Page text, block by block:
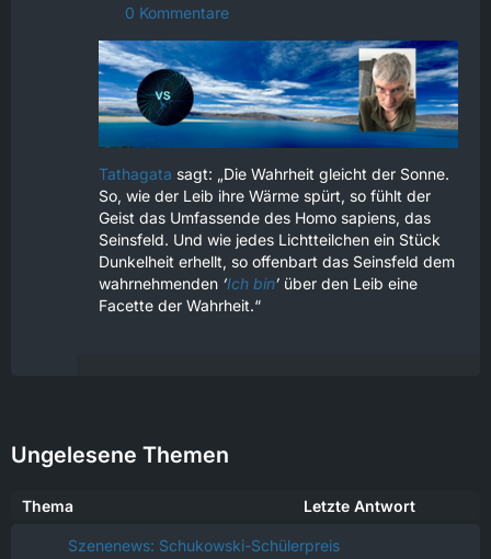
0 Kommentare
Tathagata sagt: „Die Wahrheit gleicht der Sonne.
So, wie der Leib ihre Wärme spürt, so fühlt der
Geist das Umfassende des Homo sapiens, das
Seinsfeld. Und wie jedes Lichtteilchen ein Stück
Dunkelheit erhellt, so offenbart das Seinsfeld dem
wahrnehmenden ‘Ich bin’ über den Leib eine
Facette der Wahrheit.“
Ungelesene Themen
Thema Letzte Antwort
Szenenews: Schukowski-Schülerpreis